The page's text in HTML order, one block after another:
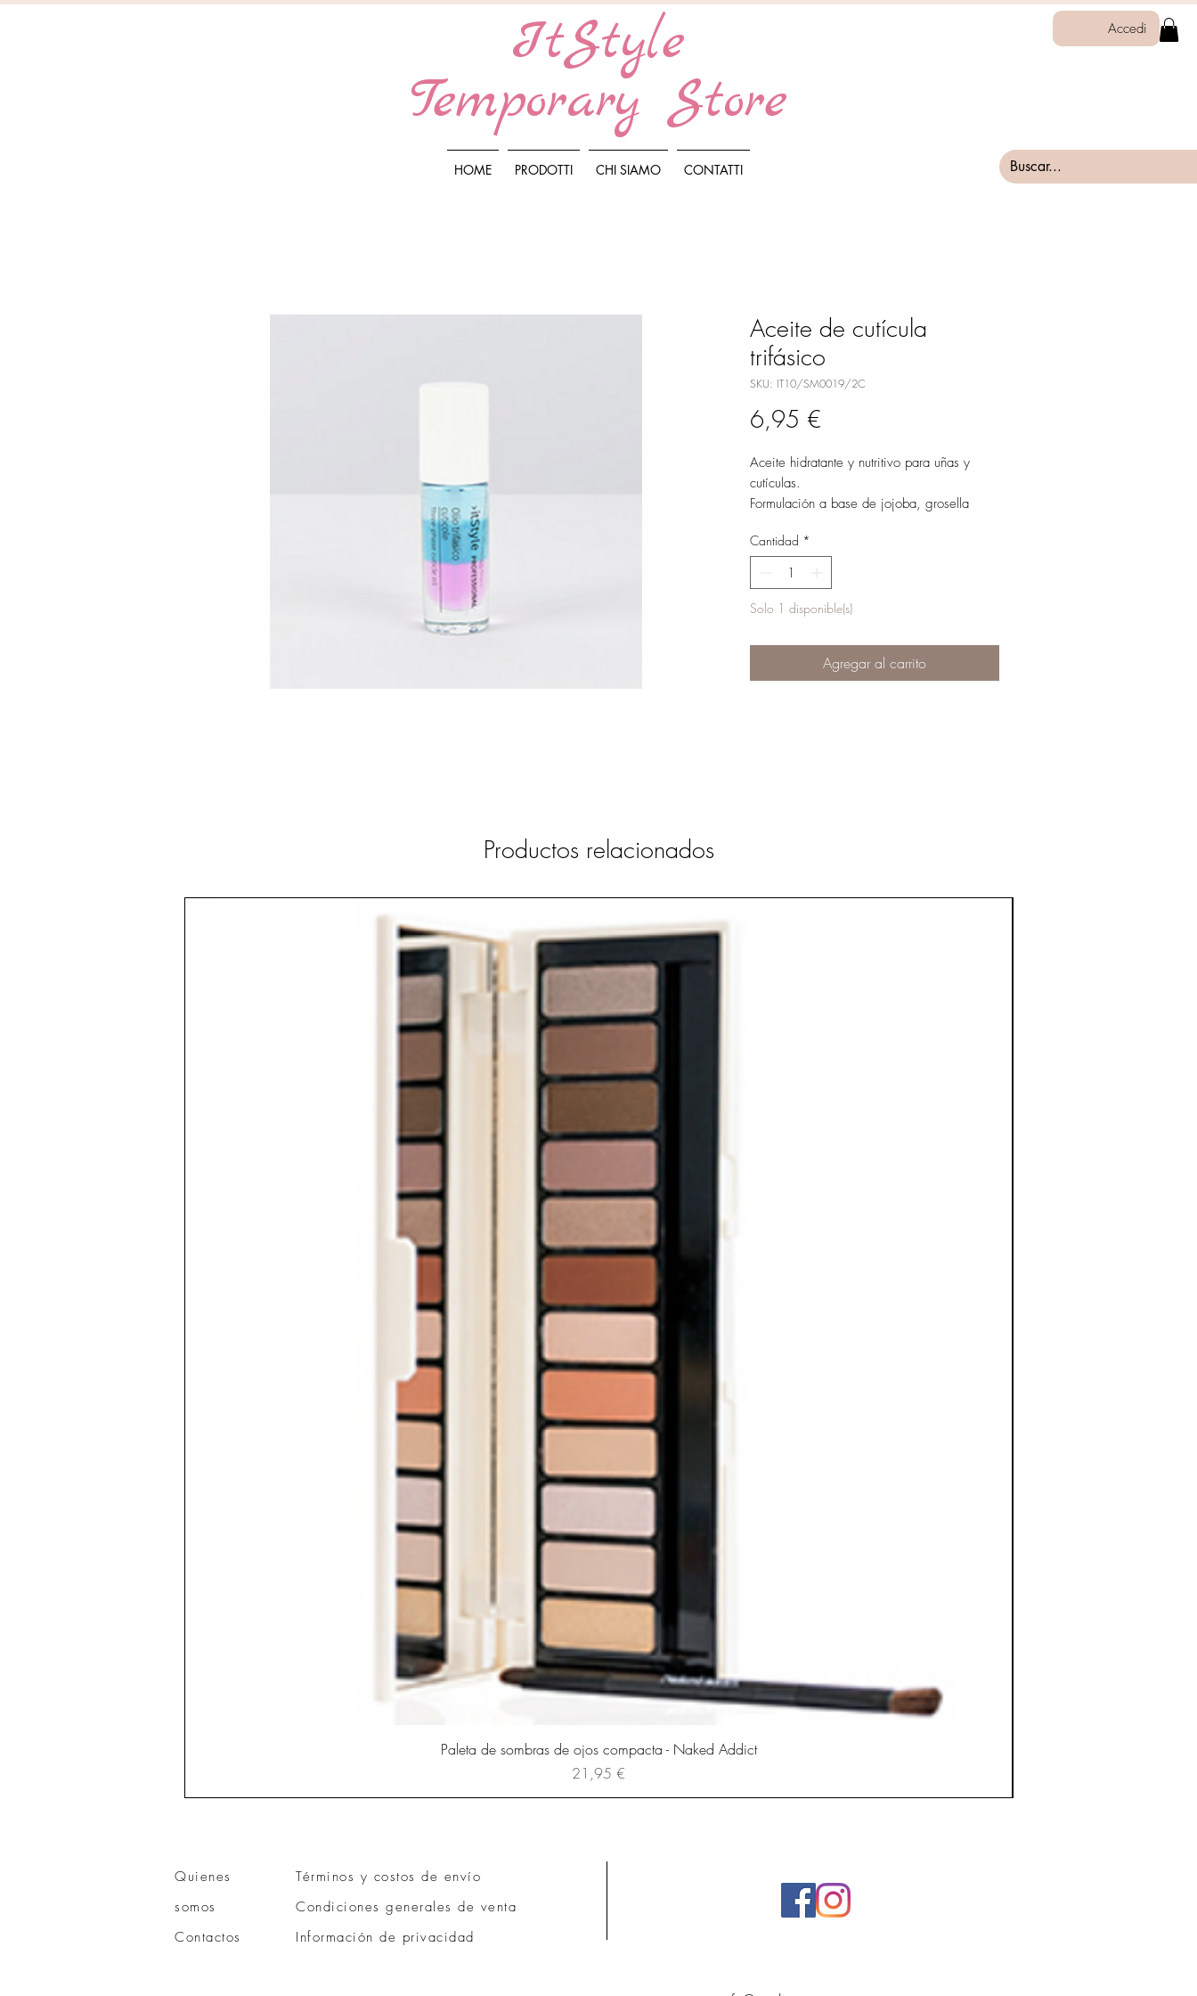
ItStyle
Temporary Store
Accedi
HOME PRODOTTI CHI SIAMO CONTATTI
Aceite de cutícula
trifásico
SKU: IT10/SM0019/2C
6,95 €
Aceite hidratante y nutritivo para uñas y
cutículas.
Formulación a base de jojoba, grosella
Agite antes de usar.
Cantidad *
Solo 1 disponible(s)
Agregar al carrito
Productos relacionados
Paleta de sombras de ojos compacta - Naked Addict
Precio
21,95 €
Quienes
somos
Contactos
Términos y costos de envío
Condiciones generales de venta
Información de privacidad